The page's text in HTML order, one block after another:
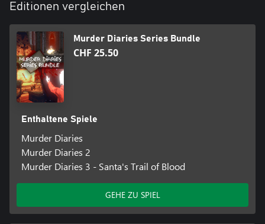
Editionen vergleichen
Murder Diaries Series Bundle
CHF 25.50
Enthaltene Spiele
Murder Diaries
Murder Diaries 2
Murder Diaries 3 - Santa's Trail of Blood
GEHE ZU SPIEL